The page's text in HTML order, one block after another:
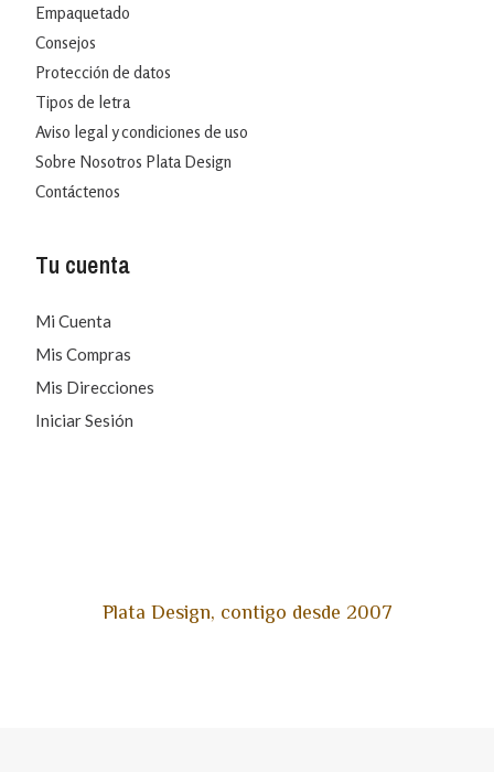
Empaquetado
Consejos
Protección de datos
Tipos de letra
Aviso legal y condiciones de uso
Sobre Nosotros Plata Design
Contáctenos
Tu cuenta
Mi Cuenta
Mis Compras
Mis Direcciones
Iniciar Sesión
Plata Design, contigo desde 2007